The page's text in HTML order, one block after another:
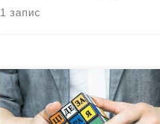
1 запис
У кожній європейській країні по мірі
розвитку суспільства ведуться
дискусії про децентралізацію. У той